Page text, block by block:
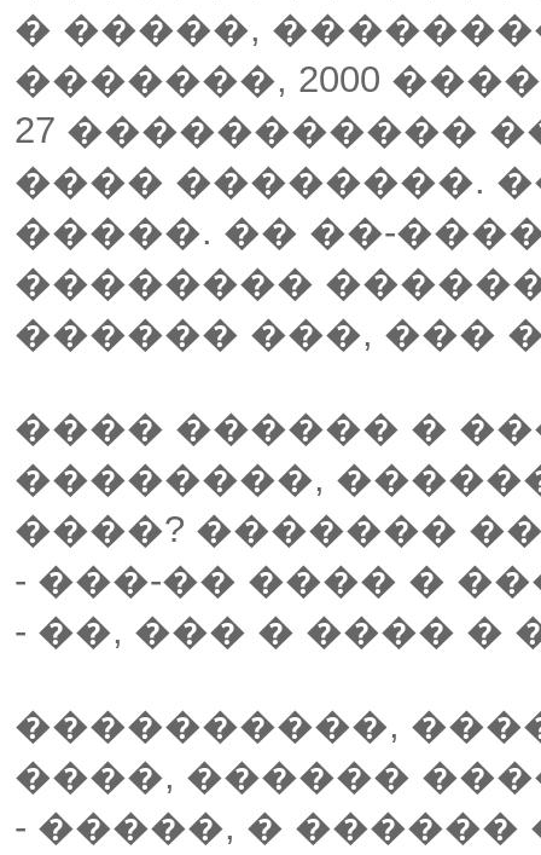
� �����,
�������, 2000
27 �����������
���� ��������.
�����. �� ��-
��������
������ ���, ���
���� ������ �
��������,
����? �������
- ���-�� ���� �
- ��, ��� � ���� �
����������,
����, ������
- �����, �